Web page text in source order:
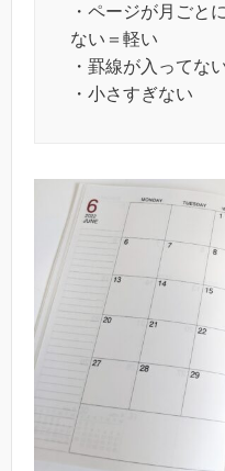
・ページが月ごと
ない＝軽い
・罫線が入ってな
・小さすぎない